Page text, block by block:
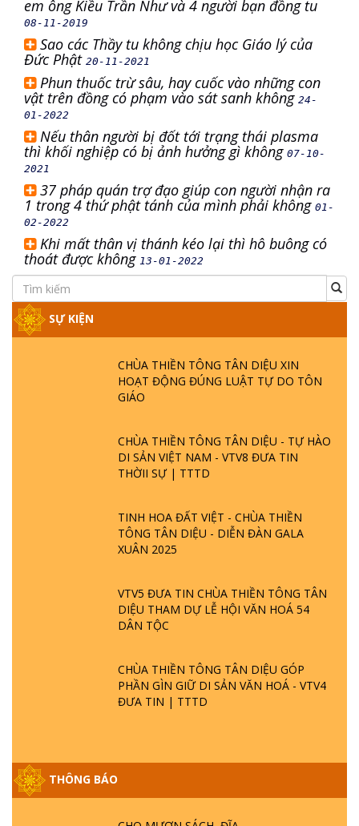
em ông Kiều Trần Như và 4 người bạn đồng tu
08-11-2019
Sao các Thầy tu không chịu học Giáo lý của
Đức Phật 20-11-2021
Phun thuốc trừ sâu, hay cuốc vào những con
vật trên đồng có phạm vào sát sanh không 24-
01-2022
Nếu thân người bị đốt tới trạng thái plasma
thì khối nghiệp có bị ảnh hưởng gì không 07-10-
2021
37 pháp quán trợ đạo giúp con người nhận ra
1 trong 4 thứ phật tánh của mình phải không 01-
02-2022
Khi mất thân vị thánh kéo lại thì hô buông có
thoát được không 13-01-2022
SỰ KIỆN
CHÙA THIỀN TÔNG TÂN DIỆU XIN
HOẠT ĐỘNG ĐÚNG LUẬT TỰ DO TÔN
GIÁO
CHÙA THIỀN TÔNG TÂN DIỆU - TỰ HÀO
DI SẢN VIỆT NAM - VTV8 ĐƯA TIN
THỜII SỰ | TTTD
TINH HOA ĐẤT VIỆT - CHÙA THIỀN
TÔNG TÂN DIỆU - DIỄN ĐÀN GALA
XUÂN 2025
VTV5 ĐƯA TIN CHÙA THIỀN TÔNG TÂN
DIỆU THAM DỰ LỄ HỘI VĂN HOÁ 54
DÂN TỘC
CHÙA THIỀN TÔNG TÂN DIỆU GÓP
PHẦN GÌN GIỮ DI SẢN VĂN HOÁ - VTV4
ĐƯA TIN | TTTD
THÔNG BÁO
GIẢI ĐÁP ĐẶC BIỆT P25 - SUỐT 49 NĂM
PHẬT KHÔNG NÓI? HỘI LONG HOA LÀ
HỘI GÌ? TỬ VÌ ĐẠO